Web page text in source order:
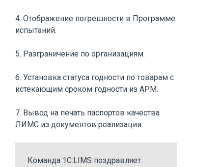
4. Отображение погрешности в Программе
испытаний.
5. Разграничение по организациям.
6. Установка статуса годности по товарам с
истекающим сроком годности из АРМ.
7. Вывод на печать паспортов качества
ЛИМС из документов реализации.
Команда 1С:LIMS поздравляет